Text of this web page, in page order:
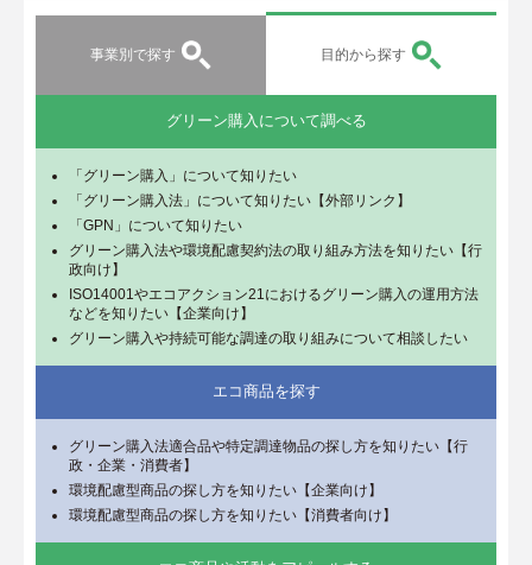
事業別で探す 目的から探す
グリーン購入について調べる
「グリーン購入」について知りたい
「グリーン購入法」について知りたい【外部リンク】
「GPN」について知りたい
グリーン購入法や環境配慮契約法の取り組み方法を知りたい【行
政向け】
ISO14001やエコアクション21におけるグリーン購入の運用方法
などを知りたい【企業向け】
グリーン購入や持続可能な調達の取り組みについて相談したい
エコ商品を探す
グリーン購入法適合品や特定調達物品の探し方を知りたい【行
政・企業・消費者】
環境配慮型商品の探し方を知りたい【企業向け】
環境配慮型商品の探し方を知りたい【消費者向け】